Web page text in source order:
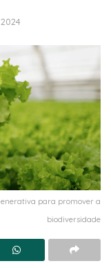
para promover a
biodiversidade